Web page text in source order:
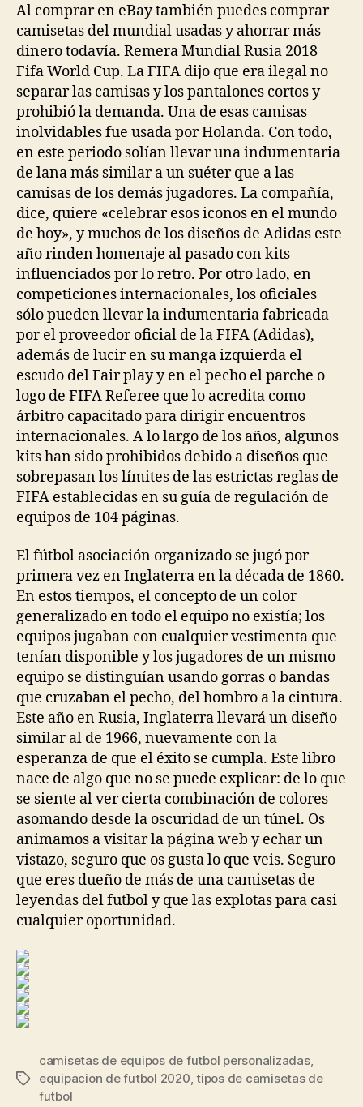
Al comprar en eBay también puedes comprar
camisetas del mundial usadas y ahorrar más
dinero todavía. Remera Mundial Rusia 2018
Fifa World Cup. La FIFA dijo que era ilegal no
separar las camisas y los pantalones cortos y
prohibió la demanda. Una de esas camisas
inolvidables fue usada por Holanda. Con todo,
en este periodo solían llevar una indumentaria
de lana más similar a un suéter que a las
camisas de los demás jugadores. La compañía,
dice, quiere «celebrar esos iconos en el mundo
de hoy», y muchos de los diseños de Adidas este
año rinden homenaje al pasado con kits
influenciados por lo retro. Por otro lado, en
competiciones internacionales, los oficiales
sólo pueden llevar la indumentaria fabricada
por el proveedor oficial de la FIFA (Adidas),
además de lucir en su manga izquierda el
escudo del Fair play y en el pecho el parche o
logo de FIFA Referee que lo acredita como
árbitro capacitado para dirigir encuentros
internacionales. A lo largo de los años, algunos
kits han sido prohibidos debido a diseños que
sobrepasan los límites de las estrictas reglas de
FIFA establecidas en su guía de regulación de
equipos de 104 páginas.
El fútbol asociación organizado se jugó por
primera vez en Inglaterra en la década de 1860.
En estos tiempos, el concepto de un color
generalizado en todo el equipo no existía; los
equipos jugaban con cualquier vestimenta que
tenían disponible y los jugadores de un mismo
equipo se distinguían usando gorras o bandas
que cruzaban el pecho, del hombro a la cintura.
Este año en Rusia, Inglaterra llevará un diseño
similar al de 1966, nuevamente con la
esperanza de que el éxito se cumpla. Este libro
nace de algo que no se puede explicar: de lo que
se siente al ver cierta combinación de colores
asomando desde la oscuridad de un túnel. Os
animamos a visitar la página web y echar un
vistazo, seguro que os gusta lo que veis. Seguro
que eres dueño de más de una camisetas de
leyendas del futbol y que las explotas para casi
cualquier oportunidad.
Etiquetas
camisetas de equipos de futbol personalizadas,
equipacion de futbol 2020 ,tipos de camisetas de
futbol